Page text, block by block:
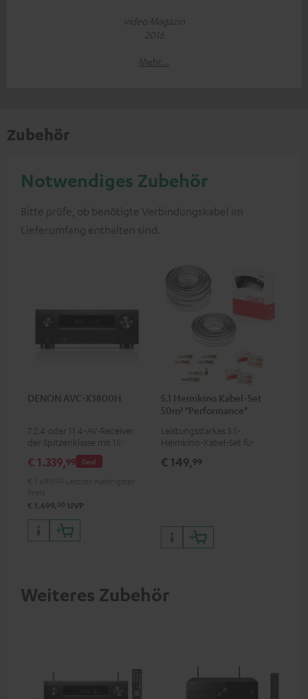
video Magazin
2016
Mehr...
Zubehör
Notwendiges Zubehör
Bitte prüfe, ob benötigte Verbindungskabel im
Lieferumfang enthalten sind.
DENON AVC-X3800H
7.2.4 oder 11.4-AV-Receiver
der Spitzenklasse mit 180 Watt
Ausgangsleistung pro Kanal
Deal
€ 1.339,99
€ 1.699, 00 UVP
5.1 Heimkino Kabel-Set
50m² "Performance"
Leistungsstarkes 5.1-
Heimkino-Kabel-Set für
€ 149,99
Weiteres Zubehör